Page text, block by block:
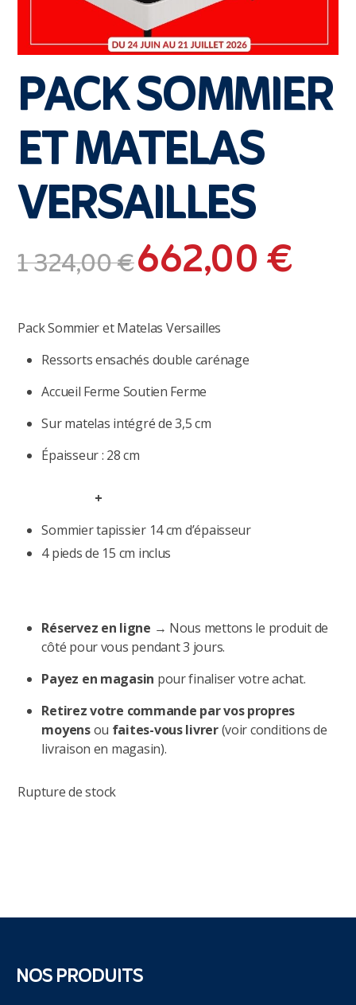
PACK SOMMIER
ET MATELAS
VERSAILLES
1 324,00€
Le
prix
324,00 €.
662,00€
Pack Sommier et Matelas Versailles
Ressorts ensachés double carénage
Accueil Ferme Soutien Ferme
Sur matelas intégré de 3,5 cm
Épaisseur : 28 cm
+
Sommier tapissier 14 cm d’épaisseur
4 pieds de 15 cm inclus
Réservez en ligne → Nous mettons le produit de
côté pour vous pendant 3 jours.
Payez en magasin pour finaliser votre achat.
Retirez votre commande par vos propres
moyensou faites-vous livrer(voir conditions de
livraison en magasin).
Rupture de stock
NOS PRODUITS